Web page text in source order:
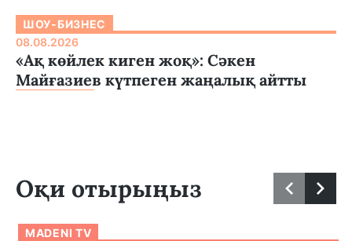
ШОУ-БИЗНЕС
08.08.2026
«Ақ көйлек киген жоқ»: Сәкен
Майғазиев күтпеген жаңалық айтты
Оқи отырыңыз
MADENI TV